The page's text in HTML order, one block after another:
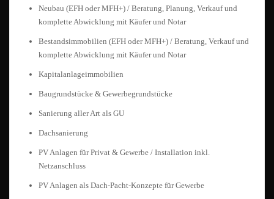
Neubau (EFH oder MFH+) / Beratung, Planung, Verkauf und
komplette Abwicklung mit Käufer und Notar
Bestandsimmobilien (EFH oder MFH+) / Beratung, Verkauf und
komplette Abwicklung mit Käufer und Notar
Kapitalanlageimmobilien
Baugrundstücke & Gewerbegrundstücke
Sanierung aller Art als GU
Dachsanierung
PV Anlagen für Privat & Gewerbe / Installation inkl.
Netzanschluss
PV Anlagen als Dach-Pacht-Konzepte für Gewerbe